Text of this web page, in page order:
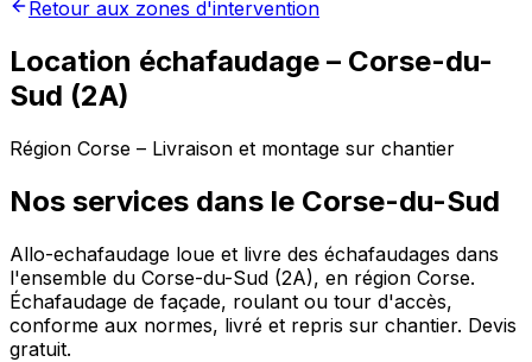
Retour aux zones d'intervention
Location échafaudage – Corse-du-
Sud (2A)
Région Corse – Livraison et montage sur chantier
Nos services dans le Corse-du-Sud
Allo-echafaudage loue et livre des échafaudages dans
l'ensemble du Corse-du-Sud (2A), en région Corse.
Échafaudage de façade, roulant ou tour d'accès,
conforme aux normes, livré et repris sur chantier. Devis
gratuit.